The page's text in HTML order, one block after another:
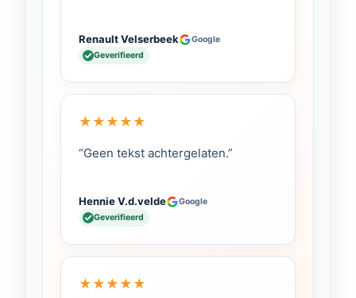
Renault Velserbeek
Google
Geverifieerd
★ ★ ★ ★ ★
“Geen tekst achtergelaten.”
Hennie V.d.velde
Google
Geverifieerd
★ ★ ★ ★ ★